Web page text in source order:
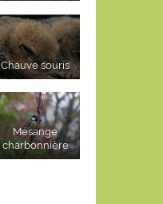
Chauve souris
Mésange
charbonnière